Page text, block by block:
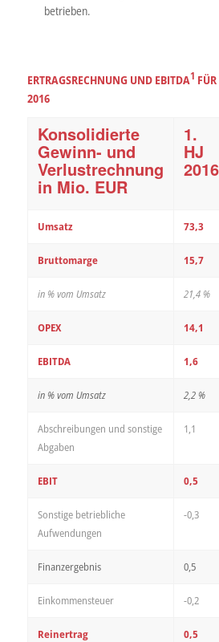
betrieben.
ERTRAGSRECHNUNG UND EBITDA1
2016
Konsolidierte
Gewinn- und
Verlustrechnung
in Mio. EUR
1.
HJ
2016
Umsatz 73,3
Bruttomarge 15,7
in % vom Umsatz 21,4 %
OPEX 14,1
EBITDA 1,6
in % vom Umsatz 2,2 %
Abschreibungen und sonstige
Abgaben
1,1
EBIT 0,5
Sonstige betriebliche
Aufwendungen
-0,3
Finanzergebnis 0,5
Einkommensteuer -0,2
Reinertrag 0,5